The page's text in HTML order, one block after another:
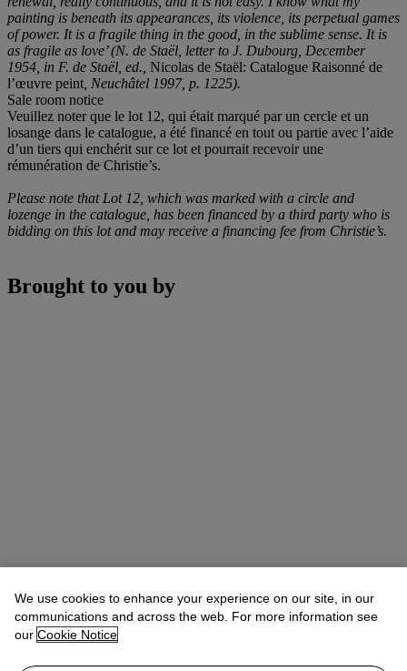
painting is beneath its appearances, its violence, its perpetual games
of power. It is a fragile thing in the good, in the sublime sense. It is
as fragile as love’(N. de Staël, letter to J. Dubourg, December
1954, in F. de Staël, ed., Nicolas de Staël: Catalogue Raisonné de
l’œuvre peint , Neuchâtel 1997, p. 1225).
Sale room notice
Veuillez noter que le lot 12, qui était marqué par un cercle et un
losange dans le catalogue, a été financé en tout ou partie avec l’aide
d’un tiers qui enchérit sur ce lot et pourrait recevoir une
rémunération de Christie’s.
Please note that Lot 12, which was marked with a circle and
lozenge in the catalogue, has been financed by a third party who is
bidding on this lot and may receive a financing fee from Christie’s.
Brought to you by
We use cookies to enhance your experience on our site, in our
communications and across the web. For more information see
our Cookie Notice